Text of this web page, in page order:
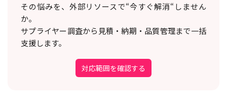
その悩みを、外部リソースで“今すぐ解消“しません
か。
サプライヤー調査から見積・納期・品質管理まで一括
支援します。
対応範囲を確認する